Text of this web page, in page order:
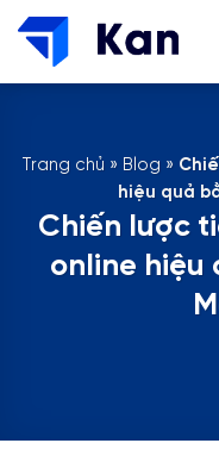
Bỏ
qua
nội
Trang chủ » Blog »
hiệu quả
Chiến lược
online hiệu